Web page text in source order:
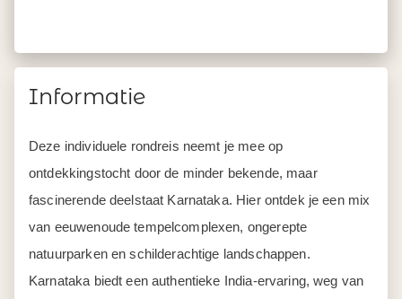
Informatie
Deze individuele rondreis neemt je mee op
ontdekkingstocht door de minder bekende, maar
fascinerende deelstaat Karnataka. Hier ontdek je een mix
van eeuwenoude tempelcomplexen, ongerepte
natuurparken en schilderachtige landschappen.
Karnataka biedt een authentieke India-ervaring, weg van